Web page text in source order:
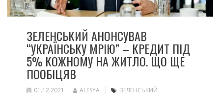
ЗЕЛЕНСЬКИЙ АНОНСУВАВ
“УКРАЇНСЬКУ МРІЮ” – КРЕДИТ ПІД
5% КОЖНОМУ НА ЖИТЛО. ЩО ЩЕ
ПООБІЦЯВ
01.12.2021 ALESYA ЗЕЛЕНСЬКИЙ